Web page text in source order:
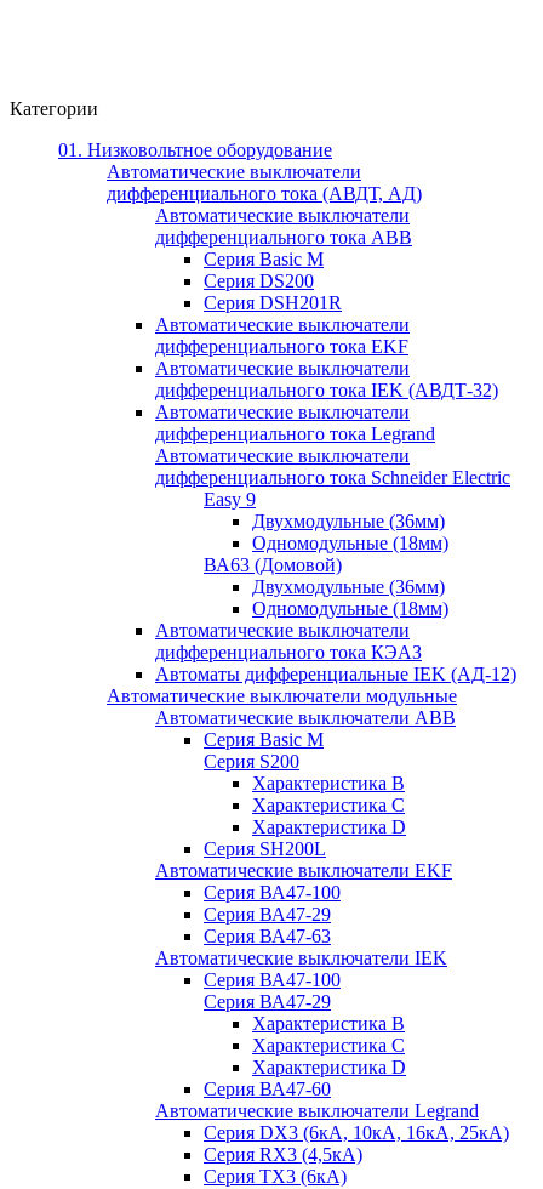
Категории
01. Низковольтное оборудование
Автоматические выключатели
дифференциального тока (АВДТ, АД)
Автоматические выключатели
дифференциального тока ABB
Серия Basic M
Серия DS200
Серия DSH201R
Автоматические выключатели
дифференциального тока EKF
Автоматические выключатели
дифференциального тока IEK (АВДТ-32)
Автоматические выключатели
дифференциального тока Legrand
Автоматические выключатели
дифференциального тока Schneider Electric
Easy 9
Двухмодульные (36мм)
Одномодульные (18мм)
ВА63 (Домовой)
Двухмодульные (36мм)
Одномодульные (18мм)
Автоматические выключатели
дифференциального тока КЭАЗ
Автоматы дифференциальные IEK (АД-12)
Автоматические выключатели модульные
Автоматические выключатели ABB
Серия Basic M
Серия S200
Характеристика B
Характеристика C
Характеристика D
Серия SH200L
Автоматические выключатели EKF
Серия ВА47-100
Серия ВА47-29
Серия ВА47-63
Автоматические выключатели IEK
Серия ВА47-100
Серия ВА47-29
Характеристика B
Характеристика C
Характеристика D
Серия ВА47-60
Автоматические выключатели Legrand
Серия DX3 (6кА, 10кА, 16кА, 25кА)
Серия RX3 (4,5кА)
Серия TX3 (6кА)